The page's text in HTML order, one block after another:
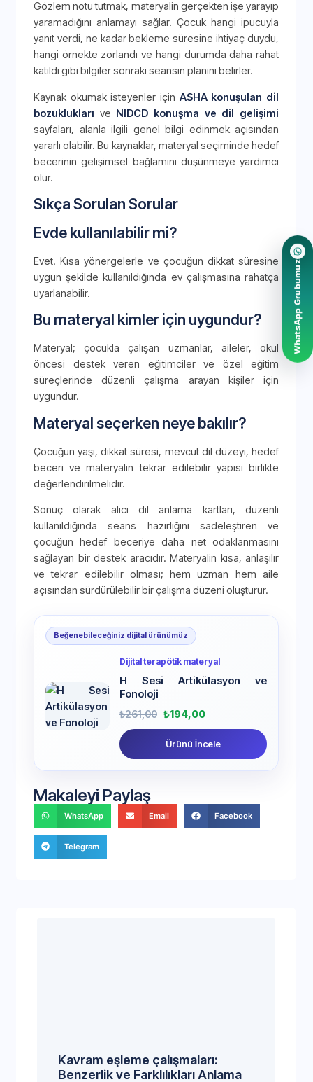
Gözlem notu tutmak, materyalin gerçekten işe yarayıp
yaramadığını anlamayı sağlar. Çocuk hangi ipucuyla
yanıt verdi, ne kadar bekleme süresine ihtiyaç duydu,
hangi örnekte zorlandı ve hangi durumda daha rahat
katıldı gibi bilgiler sonraki seansın planını belirler.
Kaynak okumak isteyenler için ASHA konuşulan dil
bozuklukları ve NIDCD konuşma ve dil gelişimi
sayfaları, alanla ilgili genel bilgi edinmek açısından
yararlı olabilir. Bu kaynaklar, materyal seçiminde hedef
becerinin gelişimsel bağlamını düşünmeye yardımcı
olur.
Sıkça Sorulan Sorular
Evde kullanılabilir mi?
Evet. Kısa yönergelerle ve çocuğun dikkat süresine
uygun şekilde kullanıldığında ev çalışmasına rahatça
uyarlanabilir.
Bu materyal kimler için uygundur?
Materyal; çocukla çalışan uzmanlar, aileler, okul
öncesi destek veren eğitimciler ve özel eğitim
süreçlerinde düzenli çalışma arayan kişiler için
uygundur.
Materyal seçerken neye bakılır?
Çocuğun yaşı, dikkat süresi, mevcut dil düzeyi, hedef
beceri ve materyalin tekrar edilebilir yapısı birlikte
değerlendirilmelidir.
Sonuç olarak alıcı dil anlama kartları, düzenli
kullanıldığında seans hazırlığını sadeleştiren ve
çocuğun hedef beceriye daha net odaklanmasını
sağlayan bir destek aracıdır. Materyalin kısa, anlaşılır
ve tekrar edilebilir olması; hem uzman hem aile
açısından sürdürülebilir bir çalışma düzeni oluşturur.
Beğenebileceğiniz dijital ürünümüz
Dijital terapötik materyal
H Sesi Artikülasyon ve
Fonoloji
₺261,00 ₺194,00
Ürünü İncele
Makaleyi Paylaş
WhatsApp Email Facebook
Telegram
Kavram eşleme çalışmaları:
Benzerlik ve Farklılıkları Anlama
WhatsApp Grubumuz